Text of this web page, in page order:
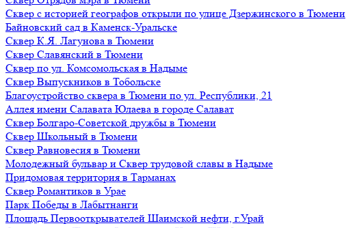
Сквер с историей географов открыли по улице Дзержинского в Тюмени
Байновский сад в Каменск-Уральске
Сквер К.Я. Лагунова в Тюмени
Сквер Славянский в Тюмени
Сквер по ул. Комсомольская в Надыме
Сквер Выпускников в Тобольске
Благоустройство сквера в Тюмени по ул. Республики, 21
Аллея имени Салавата Юлаева в городе Салават
Сквер Болгаро-Советской дружбы в Тюмени
Сквер Школьный в Тюмени
Сквер Равновесия в Тюмени
Молодежный бульвар и Сквер трудовой славы в Надыме
Придомовая территория в Тарманах
Сквер Романтиков в Урае
Парк Победы в Лабытнанги
Площадь Первооткрывателей Шаимской нефти, г.Урай